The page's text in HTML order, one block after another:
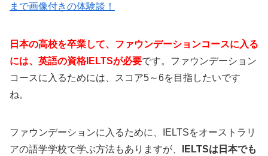
まで画像付きの体験談！
日本の高校を卒業して、ファウンデーションコースに入る
には、英語の資格IELTSが必要です。ファウンデーション
コースに入るためには、スコア5～6を目指したいです
ね。
ファウンデーションに入るために、IELTSをオーストラリ
アの語学学校で学ぶ方法もありますが、
IELTSは日本でも